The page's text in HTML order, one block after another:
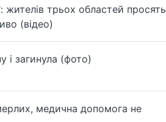
жителів трьох областей просять
(відео)
і загинула (фото)
медична допомога не